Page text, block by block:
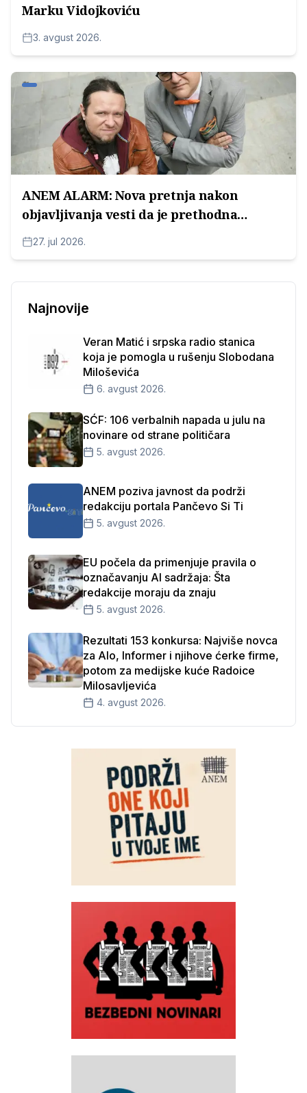
Marku Vidojkoviću
3. avgust 2026.
ANEM ALARM: Nova pretnja nakon
objavljivanja vesti da je prethodna
pretnja prijavljena
27. jul 2026.
Najnovije
Veran Matić i srpska radio stanica
koja je pomogla u rušenju Slobodana
Miloševića
6. avgust 2026.
SĆF: 106 verbalnih napada u julu na
novinare od strane političara
5. avgust 2026.
ANEM poziva javnost da podrži
redakciju portala Pančevo Si Ti
5. avgust 2026.
EU počela da primenjuje pravila o
označavanju AI sadržaja: Šta
redakcije moraju da znaju
5. avgust 2026.
Rezultati 153 konkursa: Najviše novca
za Alo, Informer i njihove ćerke firme,
potom za medijske kuće Radoice
Milosavljevića
4. avgust 2026.